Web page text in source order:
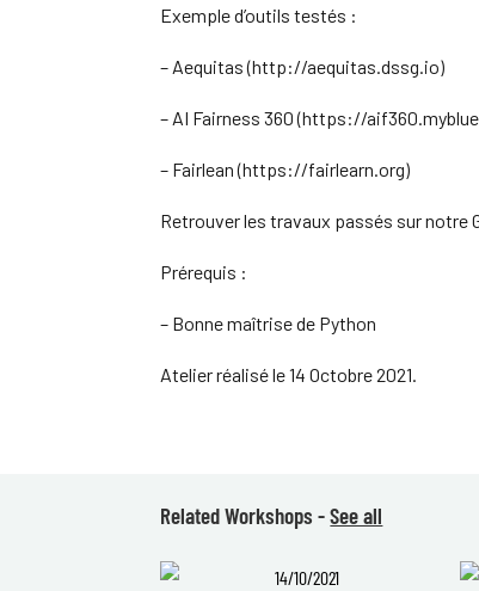
Exemple d’outils testés :
– Aequitas (http://aequitas.dssg.io)
– AI Fairness 360 (https://
– Fairlean (https://fairlearn.org)
Retrouver les travaux passés sur
Prérequis :
– Bonne maîtrise de Python
Atelier réalisé le 14 Octobre 2021.
Related Workshops -See all
14/10/2021